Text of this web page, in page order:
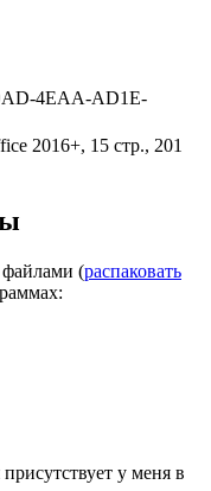
4EAA-AD1E-
2016+, 15 стр., 201
файлами (распаковать
у меня в